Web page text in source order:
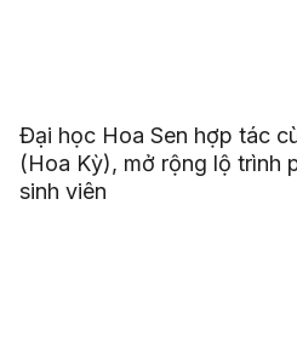
Đại học Hoa Sen hợp tác
(Hoa Kỳ), mở rộng lộ trình
sinh viên